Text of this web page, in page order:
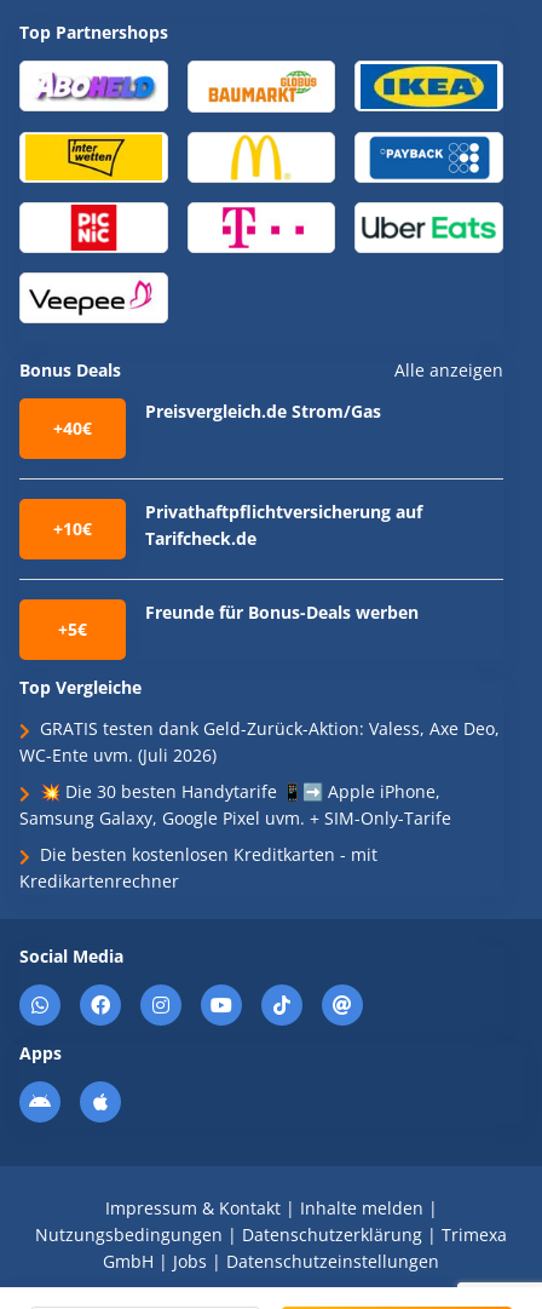
Top Partnershops
Bonus Deals Alle anzeigen
+40€
Preisvergleich.de Strom/Gas
+10€
Privathaftpflichtversicherung auf
Tarifcheck.de
+5€
Freunde für Bonus-Deals werben
Top Vergleiche
GRATIS testen dank Geld-Zurück-Aktion: Valess, Axe Deo,
WC-Ente uvm. (Juli 2026)
💥 Die 30 besten Handytarife 📱➡️ Apple iPhone,
Samsung Galaxy, Google Pixel uvm. + SIM-Only-Tarife
Die besten kostenlosen Kreditkarten - mit
Kredikartenrechner
Social Media
Apps
Impressum & Kontakt| Inhalte melden |
Nutzungsbedingungen | Datenschutzerklärung | Trimexa
GmbH | Jobs | Datenschutzeinstellungen